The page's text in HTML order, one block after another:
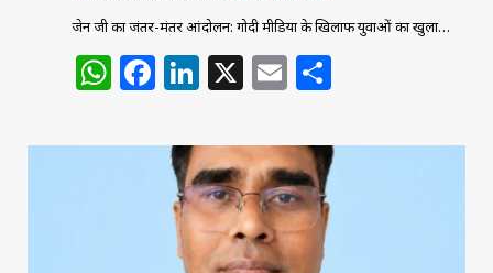
जेन जी का जंतर-मंतर आंदोलन: गोदी मीडिया के खिलाफ युवाओं का खुला…
W
at
F
c
e
b
o
Li
k
e
dI
n
X E
ai
l
ar
e